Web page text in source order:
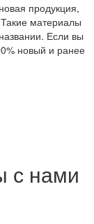
продукция,
материалы
Если вы
новый и ранее
с нами